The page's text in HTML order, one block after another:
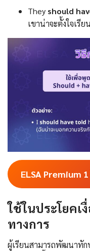
They should
เขาน่าจะตั้งใจเรี
ELSA Premium
ใช้ในประโยคเ
ทางการ
ผู้เรียนสามารถพัฒนาทัก